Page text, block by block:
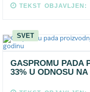
TEKST
SVET
GASPROMU PADA
33% U ODNOSU